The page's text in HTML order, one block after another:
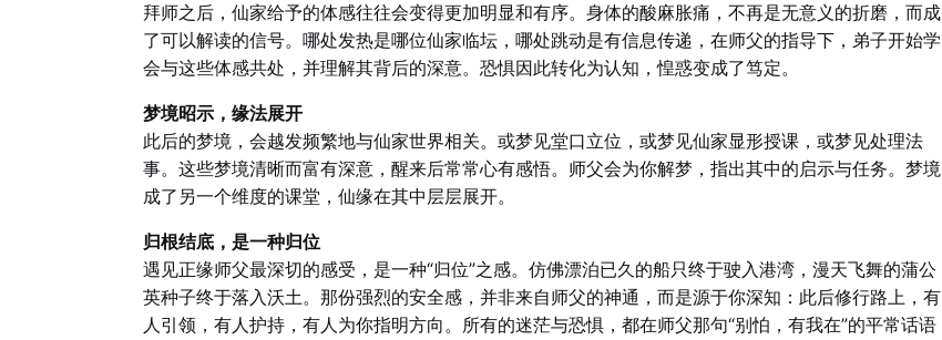
拜师之后，仙家给予的体感往往会变得更加明显和有序。身体的酸麻胀痛，不再是无意义的折磨，而成
了可以解读的信号。哪处发热是哪位仙家临坛，哪处跳动是有信息传递，在师父的指导下，弟子开始学
会与这些体感共处，并理解其背后的深意。恐惧因此转化为认知，惶惑变成了笃定。
梦境昭示，缘法展开
此后的梦境，会越发频繁地与仙家世界相关。或梦见堂口立位，或梦见仙家显形授课，或梦见处理法
事。这些梦境清晰而富有深意，醒来后常常心有感悟。师父会为你解梦，指出其中的启示与任务。梦境
成了另一个维度的课堂，仙缘在其中层层展开。
归根结底，是一种归位
遇见正缘师父最深切的感受，是一种“归位”之感。仿佛漂泊已久的船只终于驶入港湾，漫天飞舞的蒲公
英种子终于落入沃土。那份强烈的安全感，并非来自师父的神通，而是源于你深知：此后修行路上，有
人引领，有人护持，有人为你指明方向。所有的迷茫与恐惧，都在师父那句“别怕，有我在”的平常话语